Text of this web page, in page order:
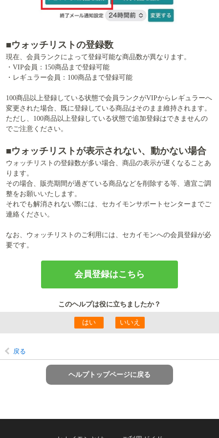
■ウォッチリストの登録数
現在、会員ランクによって登録可能な商品数が異なります。
・VIP会員：150商品まで登録可能
・レギュラー会員：100商品まで登録可能
100商品以上登録している状態で会員ランクがVIPからレギュラーへ
変更された場合、既に登録している商品はそのまま維持されます。
ただし、100商品以上登録している状態で追加登録はできませんの
でご注意ください。
■ウォッチリストが表示されない、動かない場合
ウォッチリストの登録数が多い場合、商品の表示が遅くなることあ
ります。
その場合、販売期間が過ぎている商品などを削除する等、適宜ご調
整をお願いいたします。
それでも解消されない際には、セカイモンサポートセンターまでご
連絡ください。
なお、ウォッチリストのご利用には、セカイモンへの会員登録が必
要です。
会員登録はこちら
このヘルプは役に立ちましたか？
戻る
ヘルプトップページに戻る